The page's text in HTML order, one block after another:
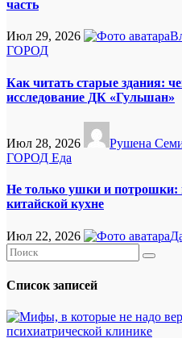
часть
Июл 29, 2026
ГОРОД
Как читать старые здания:
исследование ДК «Гульшан»
Июл 28, 2026
Рушена
ГОРОД Еда
Не только ушки и потрошки:
китайской кухне
Июл 22, 2026
Список записей